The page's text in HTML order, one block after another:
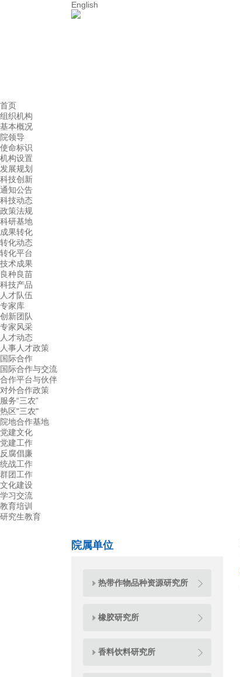
English
首页
组织机构
基本概况
院领导
使命标识
机构设置
发展规划
科技创新
通知公告
科技动态
政策法规
科研基地
成果转化
转化动态
转化平台
技术成果
良种良苗
科技产品
人才队伍
专家库
创新团队
专家风采
人才动态
人事人才政策
国际合作
国际合作与交流
合作平台与伙伴
对外合作政策
服务“三农”
热区"三农"
院地合作基地
党建文化
党建工作
反腐倡廉
统战工作
群团工作
文化建设
学习交流
教育培训
研究生教育
院属单位
热带作物品种资源研究所
橡胶研究所
香料饮料研究所